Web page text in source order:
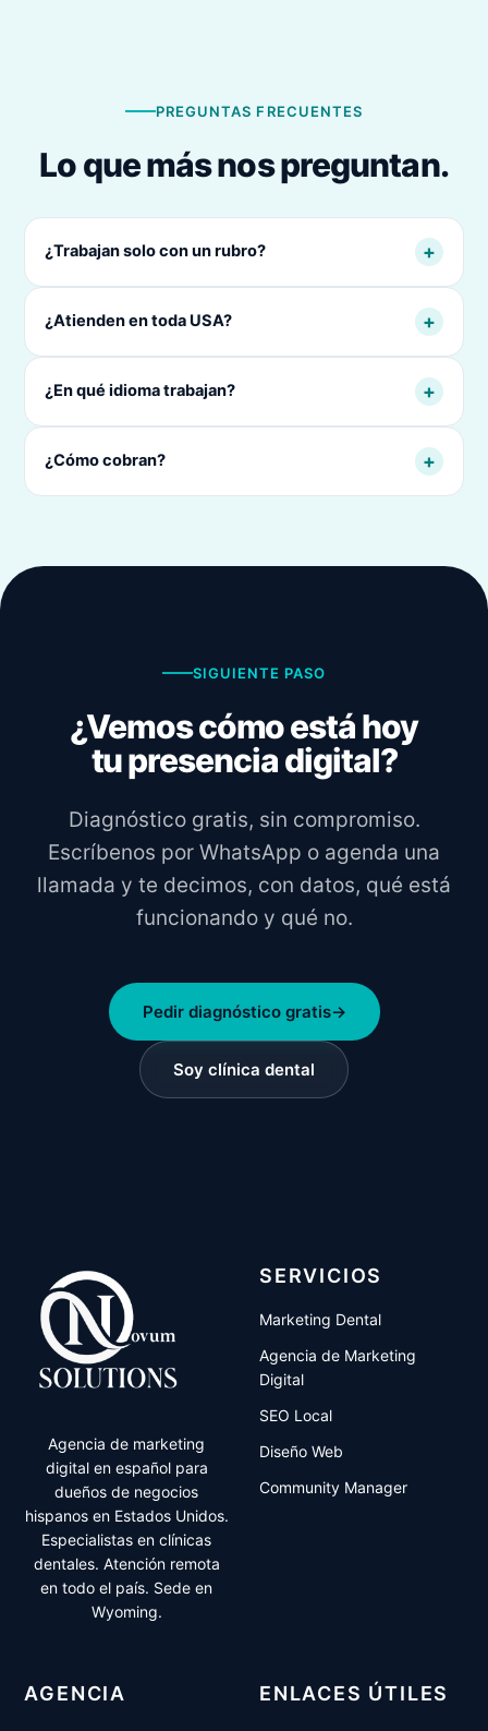
PREGUNTAS FRECUENTES
Lo que más nos preguntan.
¿Trabajan solo con un rubro? +
¿Atienden en toda USA? +
¿En qué idioma trabajan? +
¿Cómo cobran? +
SIGUIENTE PASO
¿Vemos cómo está hoy
tu presencia digital?
Diagnóstico gratis, sin compromiso.
Escríbenos por WhatsApp o agenda una
llamada y te decimos, con datos, qué está
funcionando y qué no.
Pedir diagnóstico gratis→
Soy clínica dental
Agencia de marketing
digital en español para
dueños de negocios
hispanos en Estados Unidos.
Especialistas en clínicas
dentales. Atención remota
en todo el país. Sede en
Wyoming.
SERVICIOS
Marketing Dental
Agencia de Marketing
Digital
SEO Local
Diseño Web
Community Manager
AGENCIA ENLACES ÚTILES